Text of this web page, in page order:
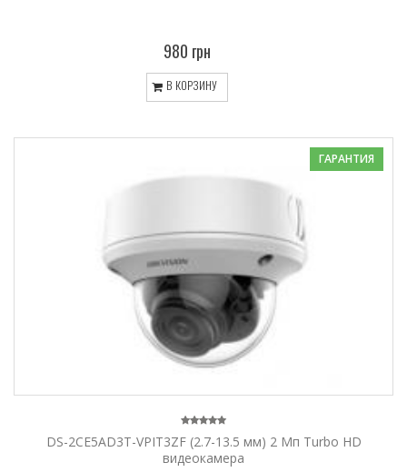
980 грн
В КОРЗИНУ
ГАРАНТИЯ
DS-2CE5AD3T-VPIT3ZF (2.7-13.5 мм) 2 Мп Turbo HD
видеокамера